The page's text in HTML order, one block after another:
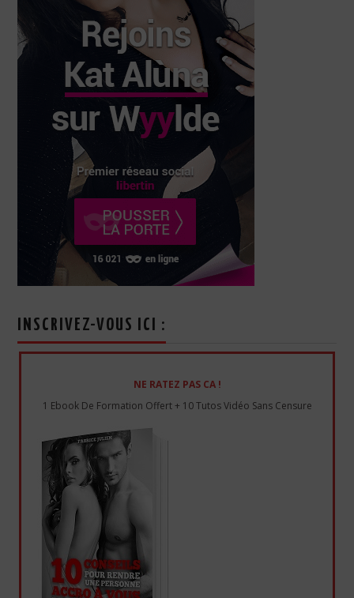
INSCRIVEZ-VOUS ICI :
NE RATEZ PAS CA !
1 Ebook De Formation Offert + 10 Tutos Vidéo Sans Censure